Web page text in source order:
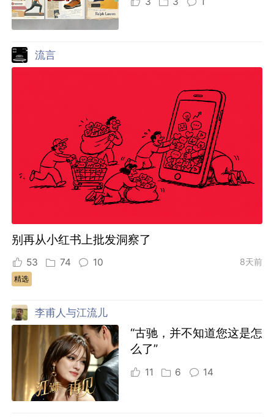
流言
别再从小红书上批发洞察了
53 74 10 8天前
精选
李甫人与江流儿
“古驰，并不知道您这是怎
么了”
11 6 14